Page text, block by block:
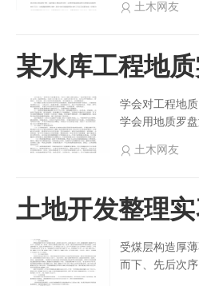
土木网友
某水库工程地
学会对工程地
学会用地质罗
土木网友
土地开发整理
受煤层构造厚
而下、先后次